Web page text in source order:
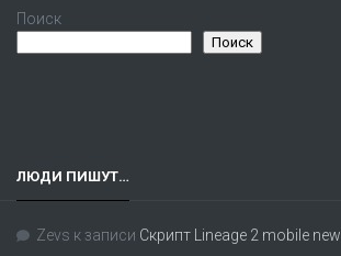
Поиск
Поиск
ЛЮДИ ПИШУТ…
Zevs к записи Скрипт Lineage 2 mobile new